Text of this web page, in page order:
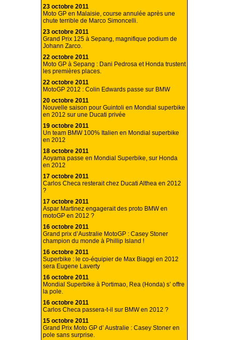
23 octobre 2011
Moto GP en Malaisie, course annulée après une
chute terrible de Marco Simoncelli.
23 octobre 2011
Grand Prix 125 à Sepang, magnifique podium de
Johann Zarco.
22 octobre 2011
Moto GP à Sepang : Dani Pedrosa et Honda trustent
les premières places.
22 octobre 2011
MotoGP 2012 : Colin Edwards passe sur BMW
20 octobre 2011
Nouvelle saison pour Guintoli en Mondial superbike
en 2012 sur une Ducati privée
19 octobre 2011
Un team BMW 100% Italien en Mondial superbike
en 2012
18 octobre 2011
Aoyama passe en Mondial Superbike, sur Honda
en 2012
17 octobre 2011
Carlos Checa resterait chez Ducati Althea en 2012
?
17 octobre 2011
Aspar Martinez engagerait des proto BMW en
motoGP en 2012 ?
16 octobre 2011
Grand prix d’Australie MotoGP : Casey Stoner
champion du monde à Phillip Island !
16 octobre 2011
Superbike : le co-équipier de Max Biaggi en 2012
sera Eugene Laverty
16 octobre 2011
Mondial Superbike à Portimao, Rea (Honda) s’ offre
la pole.
16 octobre 2011
Carlos Checa passera-t-il sur BMW en 2012 ?
15 octobre 2011
Grand Prix Moto GP d’ Australie : Casey Stoner en
pole sans surprise.